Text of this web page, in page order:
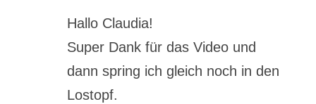
Hallo Claudia!
Super Dank für das Video und
dann spring ich gleich noch in den
Lostopf.